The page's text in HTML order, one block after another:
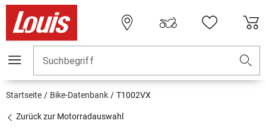
Suchbegriff
Startseite Bike-Datenbank T1002VX
Zurück zur Motorradauswahl